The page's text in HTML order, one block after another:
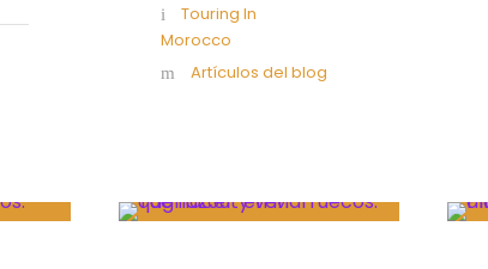
Touring In
Morocco
Artículos del blog